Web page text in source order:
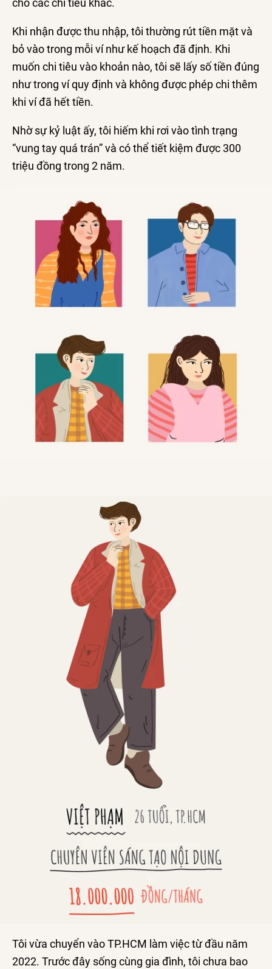
Khi nhận được thu nhập, tôi thường rút tiền mặt và
bỏ vào trong mỗi ví như kế hoạch đã định. Khi
muốn chi tiêu vào khoản nào, tôi sẽ lấy số tiền đúng
như trong ví quy định và không được phép chi thêm
khi ví đã hết tiền.
Nhờ sự kỷ luật ấy, tôi hiếm khi rơi vào tình trạng
“vung tay quá trán” và có thể tiết kiệm được 300
triệu đồng trong 2 năm.
Tôi vừa chuyển vào TP.HCM làm việc từ đầu năm
2022. Trước đây sống cùng gia đình, tôi chưa bao